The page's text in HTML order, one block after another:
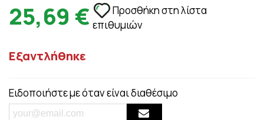
25,69 €
Προσθήκη στη λίστα
επιθυμιών
Εξαντλήθηκε
Ειδοποιήστε με όταν είναι διαθέσιμο